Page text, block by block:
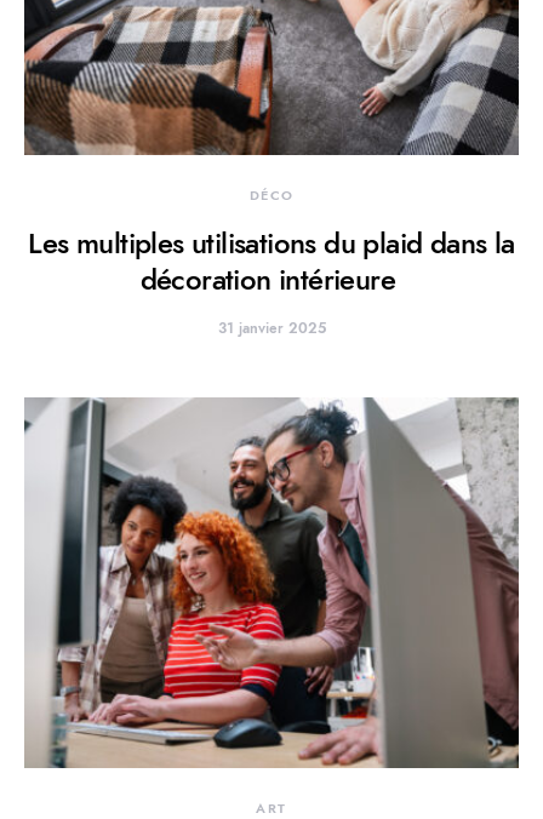
DÉCO
Les multiples utilisations du plaid dans la
décoration intérieure
31 janvier 2025
ART